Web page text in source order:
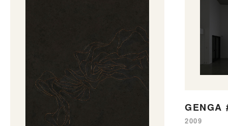
GENGA
2009